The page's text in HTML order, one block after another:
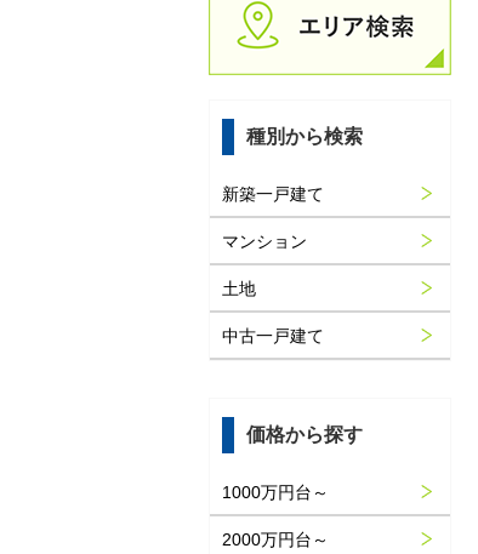
種別から検索
新築一戸建て
マンション
土地
中古一戸建て
価格から探す
1000万円台～
2000万円台～